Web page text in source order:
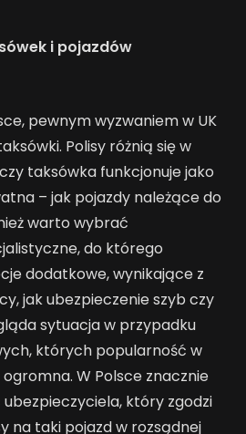
i pojazdów
pewnym wyzwaniem w UK
Polisy różnią się w
taksówka funkcjonuje jako
– jak pojazdy należące do
warto wybrać
do którego
dodatkowe, wynikające z
jak ubezpieczenie szyb czy
sytuacja w przypadku
których popularność w
W Polsce znacznie
który zgodzi
na taki pojazd w rozsądnej